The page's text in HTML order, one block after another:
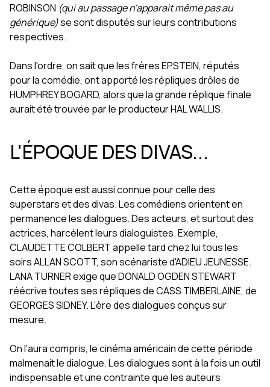
ROBINSON (qui au passage n'apparait même pas au
générique)se sont disputés sur leurs contributions
respectives.
Dans l'ordre, on sait que les frères EPSTEIN, réputés
pour la comédie, ont apporté les répliques drôles de
HUMPHREY BOGARD, alors que la grande réplique finale
aurait été trouvée par le producteur HAL WALLIS.
L'ÉPOQUE DES DIVAS...
Cette époque est aussi connue pour celle des
superstars et des divas. Les comédiens orientent en
permanence les dialogues. Des acteurs, et surtout des
actrices, harcèlent leurs dialoguistes. Exemple,
CLAUDETTE COLBERT appelle tard chez lui tous les
soirs ALLAN SCOTT, son scénariste d'ADIEU JEUNESSE.
LANA TURNER exige que DONALD OGDEN STEWART
réécrive toutes ses répliques de CASS TIMBERLAINE, de
GEORGES SIDNEY. L'ère des dialogues conçus sur
mesure.
On l'aura compris, le cinéma américain de cette période
malmenait le dialogue. Les dialogues sont à la fois un outil
indispensable et une contrainte que les auteurs